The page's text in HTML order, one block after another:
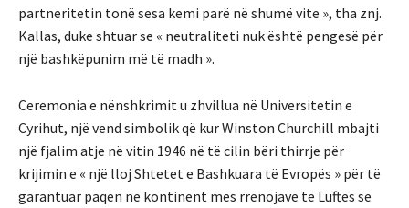
partneritetin tonë sesa kemi parë në shumë vite », tha znj.
Kallas, duke shtuar se « neutraliteti nuk është pengesë për
një bashkëpunim më të madh ».
Ceremonia e nënshkrimit u zhvillua në Universitetin e
Cyrihut, një vend simbolik që kur Winston Churchill mbajti
një fjalim atje në vitin 1946 në të cilin bëri thirrje për
krijimin e « një lloj Shtetet e Bashkuara të Evropës » për të
garantuar paqen në kontinent mes rrënojave të Luftës së